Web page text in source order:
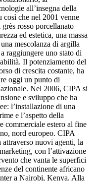
all’insegna della
che nel 2001 venne
rosso porcellanato
ed estetica, una massa
mescolanza di argilla
raggiungere uno stato di
Il potenziamento del
di crescita costante, ha
oggi un punto di
Nel 2006, CIPA si
e sviluppo che ha
l’installazione di una
e l’aspetto della
commerciale estero al fine
nord europeo. CIPA
nuovi agenti, la
con l’attivazione
che vanta le superfici
del continente africano
a Nairobi, Kenya. Alla